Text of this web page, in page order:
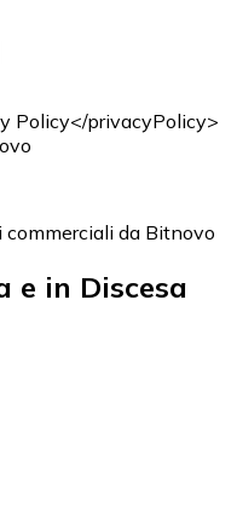
Policy</privacyPolicy>
da Bitnovo
e in Discesa